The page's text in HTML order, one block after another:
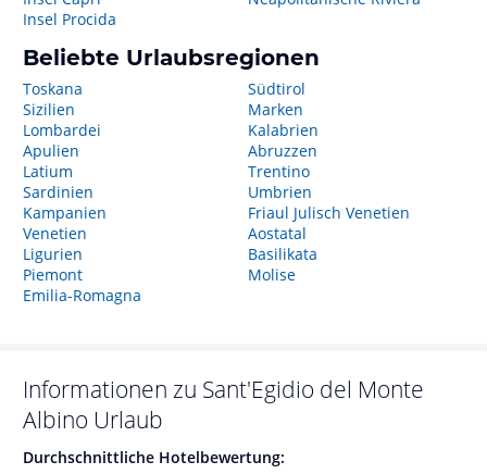
Insel Procida
Beliebte Urlaubsregionen
Toskana
Sizilien
Lombardei
Apulien
Latium
Sardinien
Kampanien
Venetien
Ligurien
Piemont
Emilia-Romagna
Südtirol
Marken
Kalabrien
Abruzzen
Trentino
Umbrien
Friaul Julisch Venetien
Aostatal
Basilikata
Molise
Informationen zu Sant'Egidio del Monte
Albino Urlaub
Durchschnittliche Hotelbewertung: